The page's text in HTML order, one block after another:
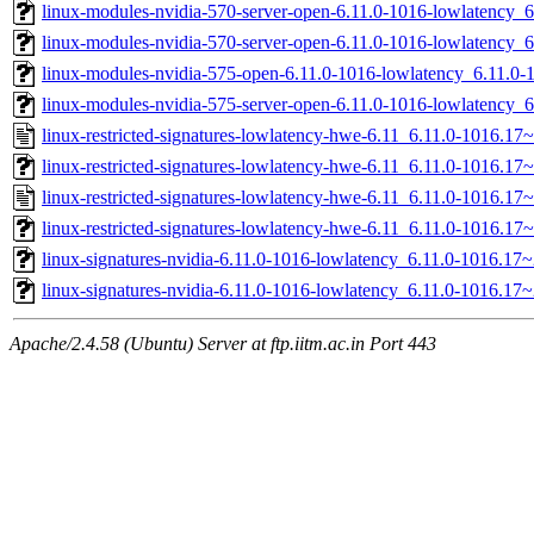
linux-modules-nvidia-570-server-open-6.11.0-1016-
linux-modules-nvidia-570-server-open-6.11.0-1016-
linux-modules-nvidia-575-open-6.11.0-1016-lowlatency_6.11.0-
linux-modules-nvidia-575-server-open-6.11.0-1016-
linux-restricted-signatures-lowlatency-hwe-6.11_6.11.0-
linux-restricted-signatures-lowlatency-hwe-6.11_6.11.0-
linux-restricted-signatures-lowlatency-hwe-6.11_6.11.0-
linux-restricted-signatures-lowlatency-hwe-6.11_6.11.0-
linux-signatures-nvidia-6.11.0-1016-lowlatency_6.11.0-
linux-signatures-nvidia-6.11.0-1016-lowlatency_6.11.0-
Apache/2.4.58 (Ubuntu) Server at ftp.iitm.ac.in Port 443